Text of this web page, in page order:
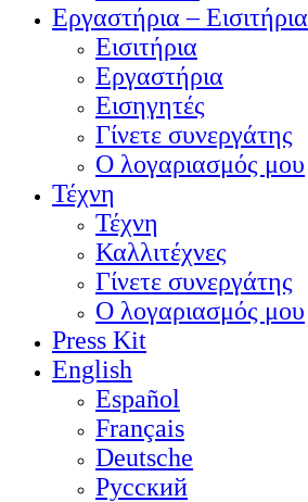
Εργαστήρια – Εισιτήρια
Εισιτήρια
Εργαστήρια
Εισηγητές
Γίνετε συνεργάτης
Ο λογαριασμός μου
Τέχνη
Τέχνη
Καλλιτέχνες
Γίνετε συνεργάτης
Ο λογαριασμός μου
Press Kit
English
Español
Français
Deutsche
Pусский